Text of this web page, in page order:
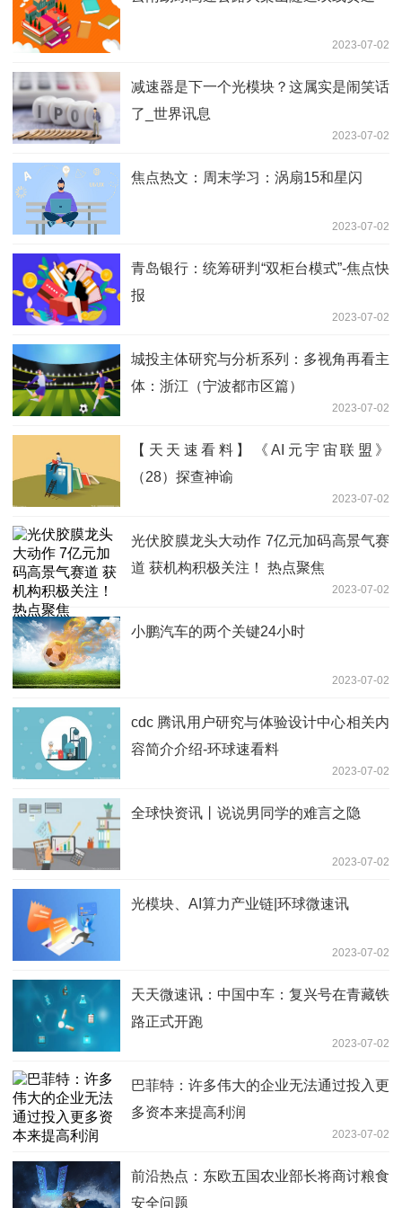
2023-07-02
减速器是下一个光模块？这属实是闹笑话
了_世界讯息
2023-07-02
焦点热文：周末学习：涡扇15和星闪
2023-07-02
青岛银行：统筹研判“双柜台模式”-焦点快
报
2023-07-02
城投主体研究与分析系列：多视角再看主
体：浙江（宁波都市区篇）
2023-07-02
【天天速看料】《AI元宇宙联盟》
（28）探查神谕
2023-07-02
光伏胶膜龙头大动作 7亿元加码高景气赛
道 获机构积极关注！ 热点聚焦
2023-07-02
小鹏汽车的两个关键24小时
2023-07-02
cdc 腾讯用户研究与体验设计中心相关内
容简介介绍-环球速看料
2023-07-02
全球快资讯丨说说男同学的难言之隐
2023-07-02
光模块、AI算力产业链|环球微速讯
2023-07-02
天天微速讯：中国中车：复兴号在青藏铁
路正式开跑
2023-07-02
巴菲特：许多伟大的企业无法通过投入更
多资本来提高利润
2023-07-02
前沿热点：东欧五国农业部长将商讨粮食
安全问题